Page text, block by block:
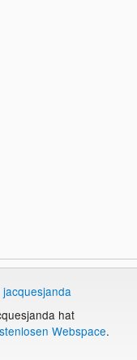
jacquesjanda
hat
Webspace.